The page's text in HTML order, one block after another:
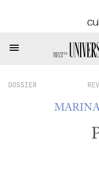
DOSSIER